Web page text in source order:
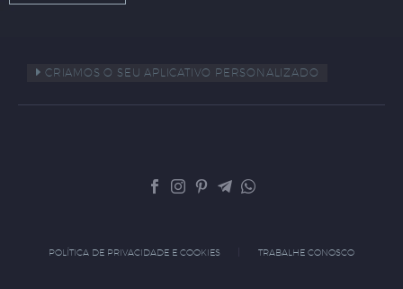
CRIAMOS O SEU APLICATIVO PERSONALIZADO
POLÍTICA DE PRIVACIDADE E COOKIES TRABALHE CONOSCO